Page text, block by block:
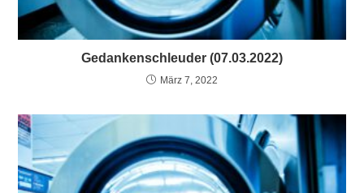
Gedankenschleuder (07.03.2022)
März 7, 2022